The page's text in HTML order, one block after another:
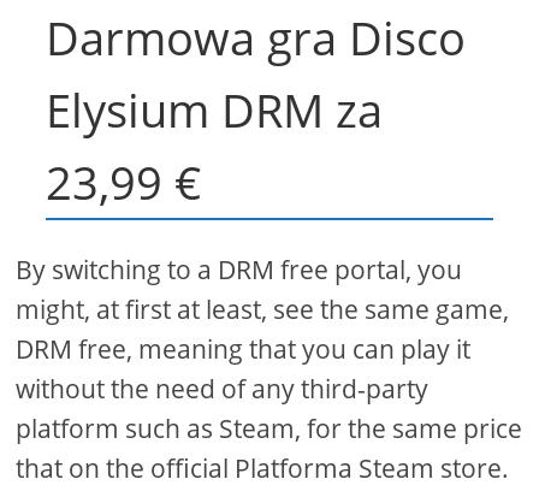
Darmowa gra Disco
Elysium DRM za
23,99 €
By switching to a DRM free portal, you
might, at first at least, see the same game,
DRM free, meaning that you can play it
without the need of any third-party
platform such as Steam, for the same price
that on the official Platforma Steam store.